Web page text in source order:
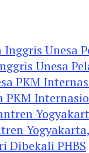
Unesa
PKM